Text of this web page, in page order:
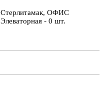
Стерлитамак, ОФИС
Элеваторная - 0 шт.